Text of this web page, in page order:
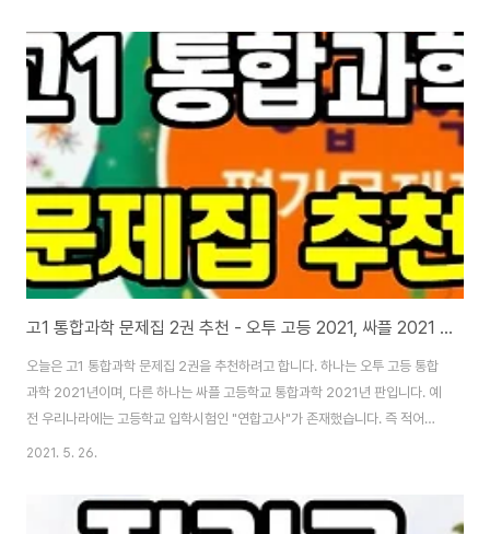
여 목표, 과정,정리, 탐구 분석의 순서로 정리하여 이해하기 쉽도록 되어 있습니
다. 고등학교에 들어가기 전에 기초학습용으로 굉장히 좋은 책이라 고1 통합과
학 문제집으로 추천합니다. EBS 강의도 EBS 홈페이지에서 볼 수 있어서
"EBS 고등 예비과정 통합과학" 공부 중 부족한 부분도 채울 수 있습니다. 다만
EBS 고등 예..
고1 통합과학 문제집 2권 추천 - 오투 고등 2021, 싸플 2021 교과서
오늘은 고1 통합과학 문제집 2권을 추천하려고 합니다. 하나는 오투 고등 통합
과학 2021년이며, 다른 하나는 싸플 고등학교 통합과학 2021년 판입니다. 예
전 우리나라에는 고등학교 입학시험인 "연합고사"가 존재했습니다. 즉 적어도
중학교에서 배운 것을 자의든 타의든 한 번은 복습할 기회가 있지요. 하지만 지
편이 없습니다. 오늘 제가 추천하는 2권의 고1 통합과학 문제집은 고등학교 전
반의 과정을 공부하기 이전에 오히려 중학교 과정을 한번 확실히 복습하고 거
2021. 5. 26.